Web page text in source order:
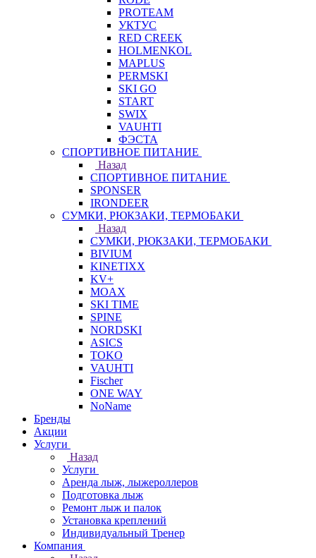
PROTEAM
УКТУС
RED CREEK
HOLMENKOL
MAPLUS
PERMSKI
SKI GO
START
SWIX
VAUHTI
ФЭСТА
СПОРТИВНОЕ ПИТАНИЕ
Назад
СПОРТИВНОЕ ПИТАНИЕ
SPONSER
IRONDEER
СУМКИ, РЮКЗАКИ, ТЕРМОБАКИ
Назад
СУМКИ, РЮКЗАКИ, ТЕРМОБАКИ
BIVIUM
KINETIXX
KV+
MOAX
SKI TIME
SPINE
NORDSKI
ASICS
TOKO
VAUHTI
Fischer
ONE WAY
NoName
Бренды
Акции
Услуги
Назад
Услуги
Аренда лыж, лыжероллеров
Подготовка лыж
Ремонт лыж и палок
Установка креплений
Индивидуальный Тренер
Компания